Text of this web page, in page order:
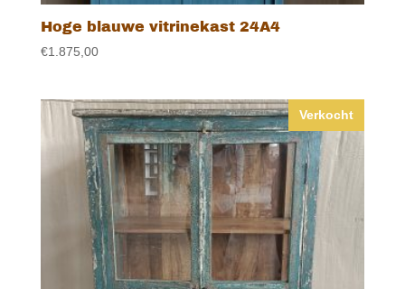
Hoge blauwe vitrinekast 24A4
€1.875,00
Verkocht